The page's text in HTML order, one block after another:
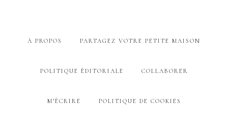
À PROPOS PARTAGEZ VOTRE PETITE MAISON
POLITIQUE ÉDITORIALE COLLABORER
M’ÉCRIRE POLITIQUE DE COOKIES